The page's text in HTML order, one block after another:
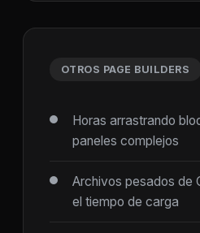
OTROS PAGE BUILDERS
Horas arrastrando
paneles complejos
Archivos pesados de
el tiempo de carga